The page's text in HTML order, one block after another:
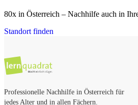
80x in Österreich – Nachhilfe auch in
Standort finden
Professionelle Nachhilfe in Österreich für
jedes Alter und in allen Fächern.